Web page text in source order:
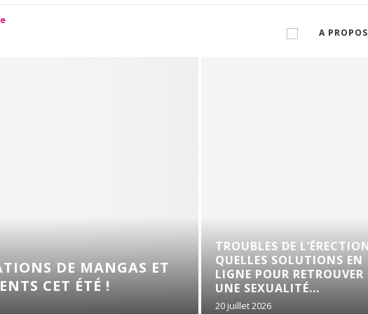
A PROPOS
DE MANGAS ET
ÉTÉ !
TROUBLES DE L’ÉRECTION :
QUELLES SOLUTIONS EN
LIGNE POUR RETROUVER
UNE SEXUALITÉ...
20 juillet 2026